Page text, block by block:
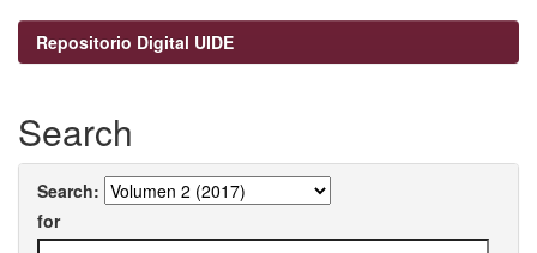
Repositorio Digital UIDE
Search
Search:
for